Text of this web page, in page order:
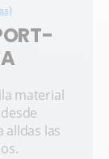
material
alldas las